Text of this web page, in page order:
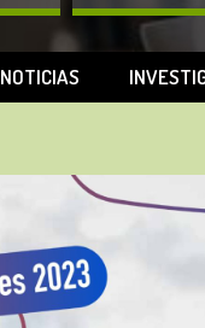
NOTICIAS